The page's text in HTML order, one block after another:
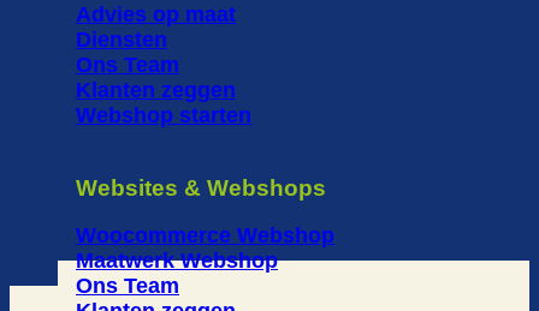
Advies op maat
Diensten
Ons Team
Klanten zeggen
Webshop starten
Websites & Webshops
Woocommerce Webshop
Maatwerk Webshop
Ons Team